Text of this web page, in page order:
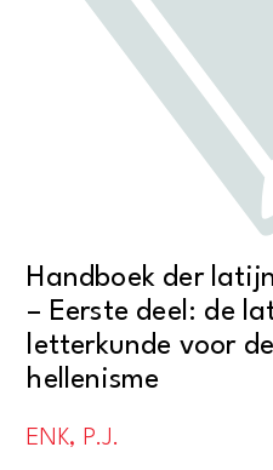
Handboek der
– Eerste deel: de
letterkunde voor
hellenisme
ENK, P.J.